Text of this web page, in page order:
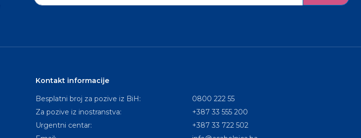
Kontakt informacije
Besplatni broj za pozive iz BiH:
0800 222 55
Za pozive iz inostranstva:
+387 33 555 200
Urgentni centar:
+387 33 722 502